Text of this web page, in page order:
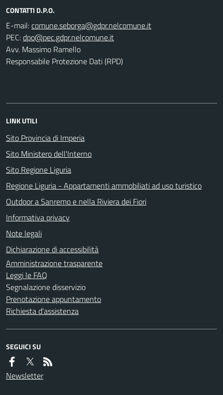
CONTATTI D.P.O.
E-mail:
PEC:
Avv. Massimo Ramello
Responsabile Protezione Dati (RPD)
LINK UTILI
Sito Provincia di Imperia
Sito Ministero dell'Interno
Sito Regione Liguria
Regione Liguria - Appartamenti ammobiliati ad uso turistico
Outdoor a Sanremo e nella Riviera dei Fiori
Informativa privacy
Note legali
Dichiarazione di accessibilità
Amministrazione trasparente
Leggi le FAQ
Segnalazione disservizio
Prenotazione appuntamento
Richiesta d'assistenza
SEGUICI SU
Newsletter